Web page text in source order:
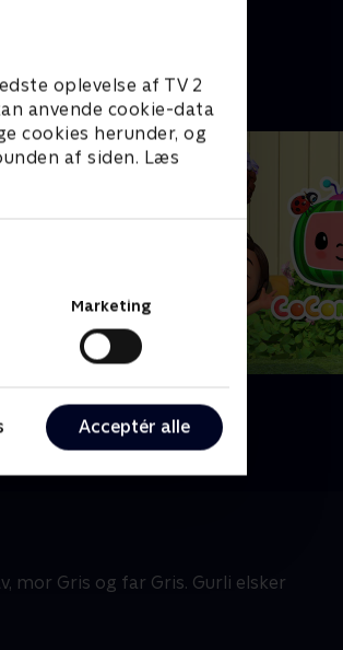
oplevelse af TV 2
anvende cookie-data
cookies herunder, og
af siden. Læs
Marketing
Acceptér alle
• 1 sæsoner
mor Gris og far Gris. Gurli elsker